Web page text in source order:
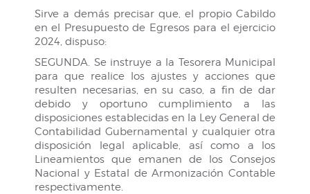
Sirve a demás precisar que, el propio Cabildo
en el Presupuesto de Egresos para el ejercicio
2024, dispuso:
SEGUNDA. Se instruye a la Tesorera Municipal
para que realice los ajustes y acciones que
resulten necesarias, en su caso, a fin de dar
debido y oportuno cumplimiento a las
disposiciones establecidas en la Ley General de
Contabilidad Gubernamental y cualquier otra
disposición legal aplicable, así como a los
Lineamientos que emanen de los Consejos
Nacional y Estatal de Armonización Contable
respectivamente.